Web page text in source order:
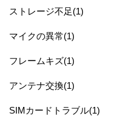
ストレージ不足(1)
マイクの異常(1)
フレームキズ(1)
アンテナ交換(1)
SIMカードトラブル(1)